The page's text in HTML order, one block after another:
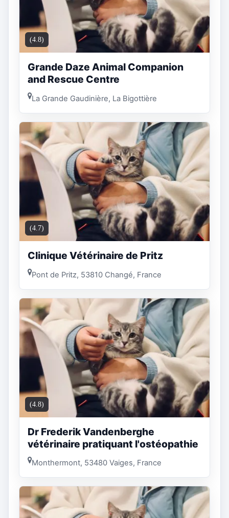
(4.8)
Grande Daze Animal Companion
and Rescue Centre
La Grande Gaudinière, La Bigottière
(4.7)
Clinique Vétérinaire de Pritz
Pont de Pritz, 53810 Changé, France
(4.8)
Dr Frederik Vandenberghe
vétérinaire pratiquant l'ostéopathie
Monthermont, 53480 Vaiges, France